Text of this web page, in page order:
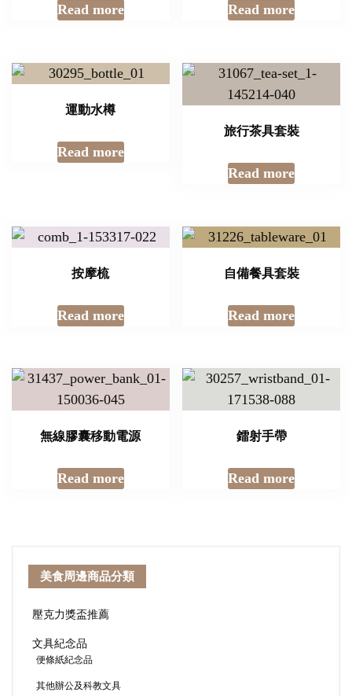
Read more Read more
運動水樽
Read more
旅行茶具套裝
Read more
按摩梳
Read more
自備餐具套裝
Read more
無線膠囊移動電源
Read more
鐳射手帶
Read more
美食周邊商品分類
壓克力獎盃推薦
文具紀念品
便條紙紀念品
其他辦公及科教文具